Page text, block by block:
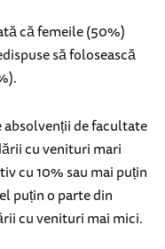
că femeile (50%)
să folosească
de facultate
cu venituri mari
cu 10% sau mai puțin
puțin o parte din
cu venituri mai mici.